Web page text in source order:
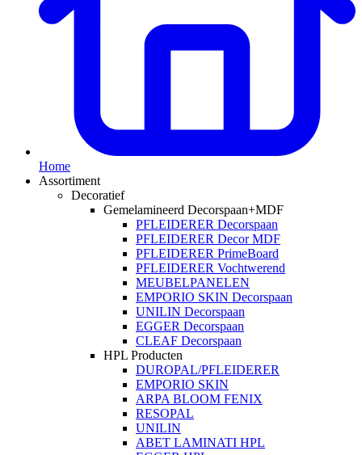
Home
Assortiment
Decoratief
Gemelamineerd Decorspaan+MDF
PFLEIDERER Decorspaan
PFLEIDERER Decor MDF
PFLEIDERER PrimeBoard
PFLEIDERER Vochtwerend
MEUBELPANELEN
EMPORIO SKIN Decorspaan
UNILIN Decorspaan
EGGER Decorspaan
CLEAF Decorspaan
HPL Producten
DUROPAL/PFLEIDERER
EMPORIO SKIN
ARPA BLOOM FENIX
RESOPAL
UNILIN
ABET LAMINATI HPL